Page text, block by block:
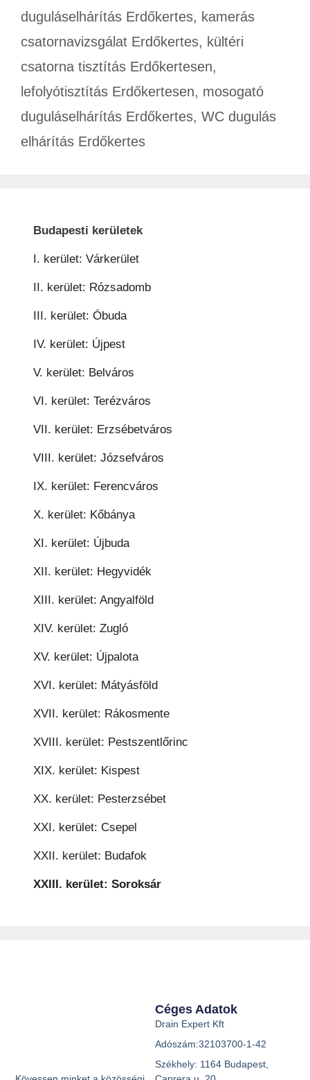
duguláselhárítás Erdőkertes, kamerás
csatornavizsgálat Erdőkertes, kültéri
csatorna tisztítás Erdőkertesen,
lefolyótisztítás Erdőkertesen, mosogató
duguláselhárítás Erdőkertes, WC dugulás
elhárítás Erdőkertes
Budapesti kerületek
I. kerület: Várkerület
II. kerület: Rózsadomb
III. kerület: Óbuda
IV. kerület: Újpest
V. kerület: Belváros
VI. kerület: Terézváros
VII. kerület: Erzsébetváros
VIII. kerület: Józsefváros
IX. kerület: Ferencváros
X. kerület: Kőbánya
XI. kerület: Újbuda
XII. kerület: Hegyvidék
XIII. kerület: Angyalföld
XIV. kerület: Zugló
XV. kerület: Újpalota
XVI. kerület: Mátyásföld
XVII. kerület: Rákosmente
XVIII. kerület: Pestszentlőrinc
XIX. kerület: Kispest
XX. kerület: Pesterzsébet
XXI. kerület: Csepel
XXII. kerület: Budafok
XXIII. kerület: Soroksár
Céges Adatok
Drain Expert Kft
Adószám:32103700-1-42
Székhely: 1164 Budapest,